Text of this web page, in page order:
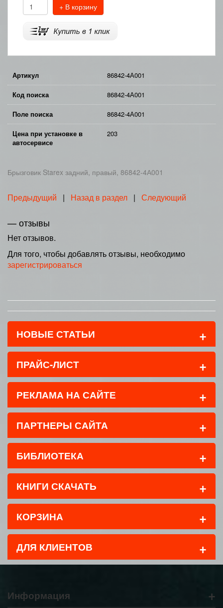
+ В корзину
Артикул 86842-4А001
Код поиска 86842-4А001
Поле поиска 86842-4А001
Цена при установке в
автосервисе
203
Брызговик Starex задний, правый, 86842-4А001
Предыдущий | Назад в раздел | Следующий
— отзывы
Нет отзывов.
Для того, чтобы добавлять отзывы, необходимо
зарегистрироваться
НОВЫЕ СТАТЬИ +
ПРАЙС-ЛИСТ +
РЕКЛАМА НА САЙТЕ +
ПАРТНЕРЫ САЙТА +
БИБЛИОТЕКА +
КНИГИ СКАЧАТЬ +
КОРЗИНА +
ДЛЯ КЛИЕНТОВ +
Информация +